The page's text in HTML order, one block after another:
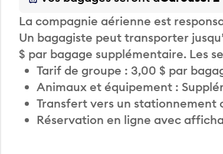
La compagnie aérienne est
Un bagagiste peut transporter
$ par bagage supplémentaire. Les
Tarif de groupe : 3,00 $ par
Animaux et équipement :
Transfert vers un stationnement
Réservation en ligne avec